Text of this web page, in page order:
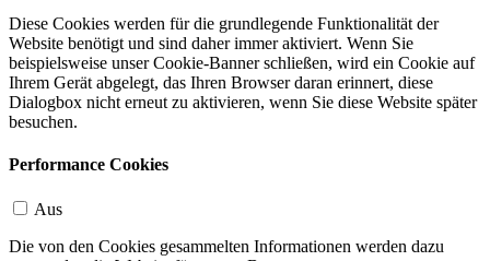
Diese Cookies werden für die grundlegende Funktionalität der
Website benötigt und sind daher immer aktiviert. Wenn Sie
beispielsweise unser Cookie-Banner schließen, wird ein Cookie auf
Ihrem Gerät abgelegt, das Ihren Browser daran erinnert, diese
Dialogbox nicht erneut zu aktivieren, wenn Sie diese Website später
besuchen.
Performance Cookies
Aus
Die von den Cookies gesammelten Informationen werden dazu